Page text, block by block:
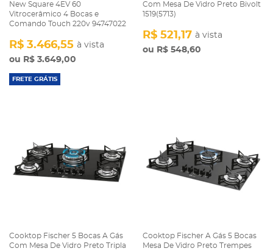
New Square 4EV 60
Vitrocerâmico 4 Bocas e
Comando Touch 220v 94747022
R$ 3.649,00
R$ 3.466,55 à vista
FRETE GRÁTIS
Com Mesa De Vidro Preto Bivolt
1519(5713)
R$ 548,60
R$ 521,17 à vista
Cooktop Fischer 5 Bocas A Gás
Com Mesa De Vidro Preto Tripla
Cooktop Fischer A Gás 5 Bocas
Mesa De Vidro Preto Trempes